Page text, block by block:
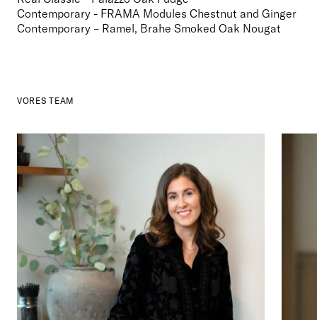
Contemporary - FRAMA Modules Chestnut and Ginger
VORES TEAM